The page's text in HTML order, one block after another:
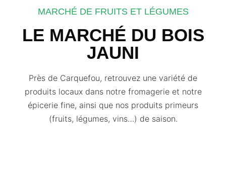
MARCHÉ DE FRUITS ET LÉGUMES
LE MARCHÉ DU BOIS
JAUNI
Près de Carquefou, retrouvez une variété de
produits locaux dans notre fromagerie et notre
épicerie fine, ainsi que nos produits primeurs
(fruits, légumes, vins…) de saison.